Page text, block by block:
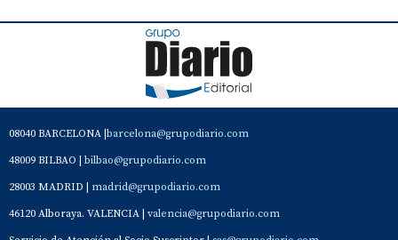
08040 BARCELONA | barcelona@grupodiario.com
48009 BILBAO | bilbao@grupodiario.com
28003 MADRID | madrid@grupodiario.com
46120 Alboraya. VALENCIA | valencia@grupodiario.com